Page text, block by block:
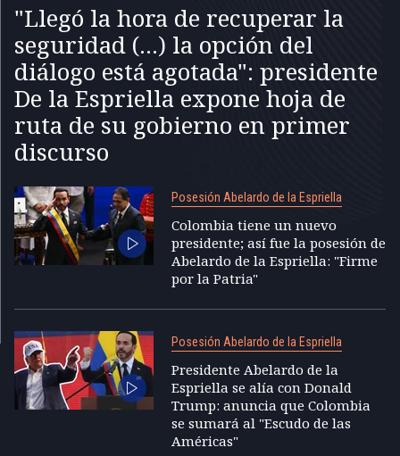
"Llegó la hora de recuperar la
seguridad (...) la opción del
diálogo está agotada": presidente
De la Espriella expone hoja de
ruta de su gobierno en primer
discurso
Posesión Abelardo de la Espriella
Colombia tiene un nuevo
presidente; así fue la posesión de
Abelardo de la Espriella: "Firme
por la Patria"
Posesión Abelardo de la Espriella
Presidente Abelardo de la
Espriella se alía con Donald
Trump: anuncia que Colombia
se sumará al "Escudo de las
Américas"